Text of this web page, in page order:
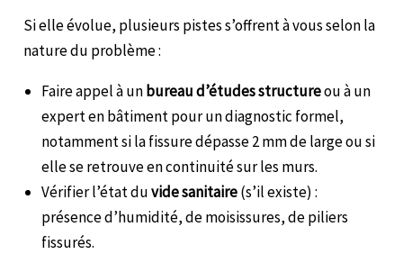
Si elle évolue, plusieurs pistes s’offrent à vous selon la
nature du problème :
Faire appel à unbureau d’études structureou à un
expert en bâtiment pour un diagnostic formel,
notamment si la fissure dépasse 2 mm de large ou si
elle se retrouve en continuité sur les murs.
Vérifier l’état duvide sanitaire(s’il existe) :
présence d’humidité, de moisissures, de piliers
fissurés.